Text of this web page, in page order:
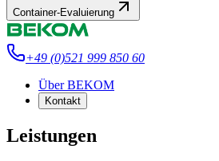
Container-Evaluierung
+49 (0)521 999 850 60
Über BEKOM
Kontakt
Leistungen